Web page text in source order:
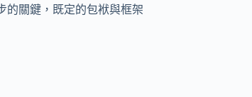
的關鍵，既定的包袱與框架